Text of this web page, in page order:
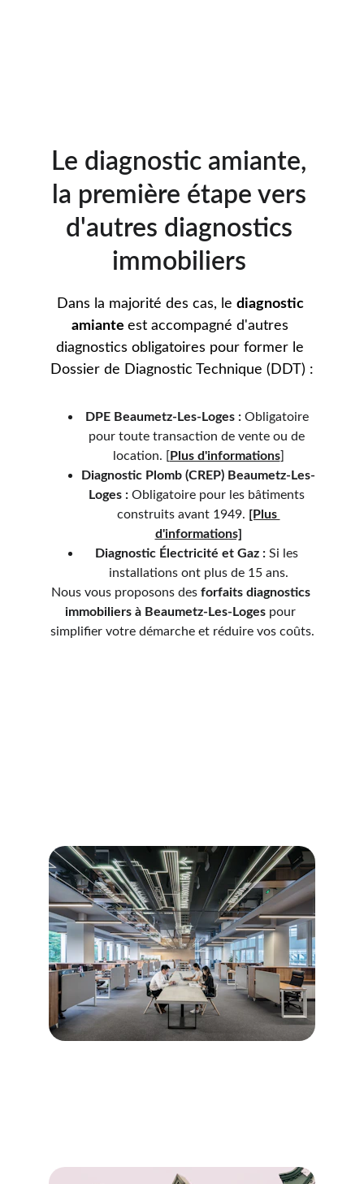
Le diagnostic amiante,
la première étape vers
d'autres diagnostics
immobiliers
Dans la majorité des cas, le diagnostic
amiante est accompagné d'autres
diagnostics obligatoires pour former le
Dossier de Diagnostic Technique (DDT) :
DPE Beaumetz-Les-Loges : Obligatoire
pour toute transaction de vente ou de
location. [ Plus d'informations]
Diagnostic Plomb (CREP) Beaumetz-Les-
Loges : Obligatoire pour les bâtiments
construits avant 1949. [Plus
d'informations]
Diagnostic Électricité et Gaz : Si les
installations ont plus de 15 ans.
Nous vous proposons des forfaits diagnostics
immobiliers à Beaumetz-Les-Loges pour
simplifier votre démarche et réduire vos coûts.